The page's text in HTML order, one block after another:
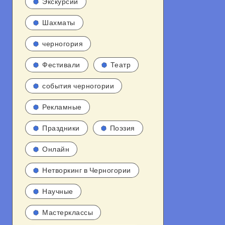
Шахматы
черногория
Фестивали Театр
события черногории
Рекламные
Праздники Поэзия
Онлайн
Нетворкинг в Черногории
Научные
Мастерклассы